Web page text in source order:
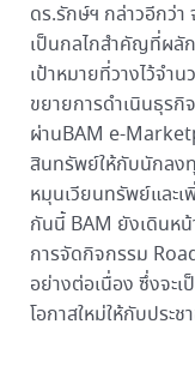
ดร.รักษ์ฯ กล่าวอีกว่า
เป็นกลไกสำคัญที่ผลัก
เป้าหมายที่วางไว้จำ
ขยายการดำเนินธุร
ผ่านBAM e-
สินทรัพย์ให้กับนักลงทุ
หมุนเวียนทรัพย์และเ
กันนี้ BAM ยังเดินห
การจัดกิจกรรม
อย่างต่อเนื่อง ซึ่งจะเ
โอกาสใหม่ให้กับประ